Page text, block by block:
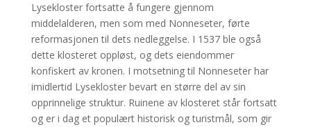
Lysekloster fortsatte å fungere gjennom
middelalderen, men som med Nonneseter, førte
reformasjonen til dets nedleggelse. I 1537 ble også
dette klosteret oppløst, og dets eiendommer
konfiskert av kronen. I motsetning til Nonneseter har
imidlertid Lysekloster bevart en større del av sin
opprinnelige struktur. Ruinene av klosteret står fortsatt
og er i dag et populært historisk og turistmål, som gir